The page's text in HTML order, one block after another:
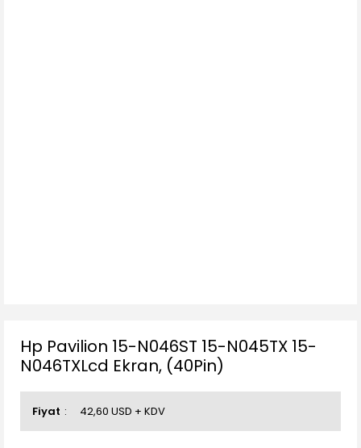
Hp Pavilion 15-N046ST 15-N045TX 15-
N046TXLcd Ekran, (40Pin)
Fiyat 42,60 USD + KDV